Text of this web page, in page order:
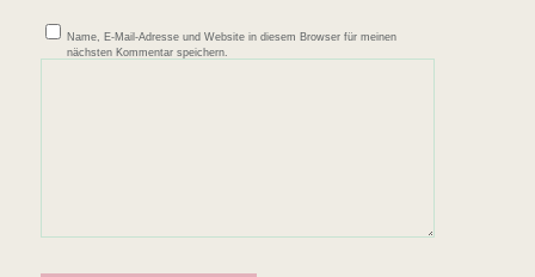
Name, E-Mail-Adresse und Website in diesem Browser für meinen
nächsten Kommentar speichern.